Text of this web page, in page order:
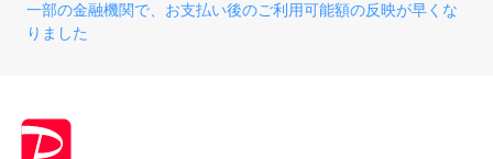
一部の金融機関で、お支払い後のご利用可能額の反映が早くな
りました